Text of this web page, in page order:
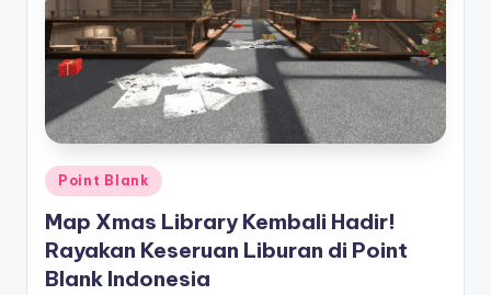
Posted
in
Point Blank
Map Xmas Library Kembali Hadir!
Rayakan Keseruan Liburan di Point
Blank Indonesia